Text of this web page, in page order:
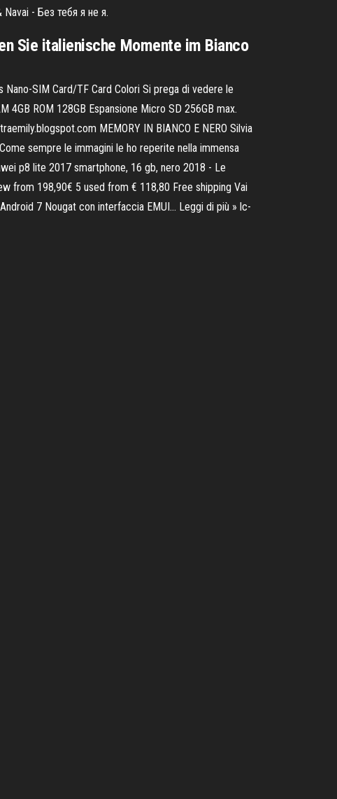
- Без тебя я не я.
Sie italienische Momente im Bianco
Nano-SIM Card/TF Card Colori Si prega di vedere le
4GB ROM 128GB Espansione Micro SD 256GB max.
MEMORY IN BIANCO E NERO Silvia
sempre le immagini le ho reperite nella immensa
p8 lite 2017 smartphone, 16 gb, nero 2018 - Le
from 198,90€ 5 used from € 118,80 Free shipping Vai
7 Nougat con interfaccia EMUI… Leggi di più » lc-